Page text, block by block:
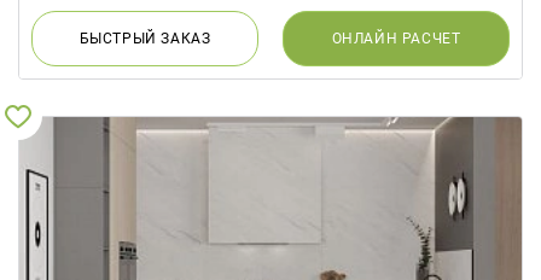
БЫСТРЫЙЗАКАЗ ОНЛАЙН РАСЧЕТ